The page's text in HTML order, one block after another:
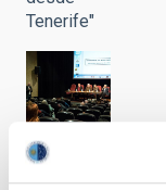
Tenerife"
Presentación
libro